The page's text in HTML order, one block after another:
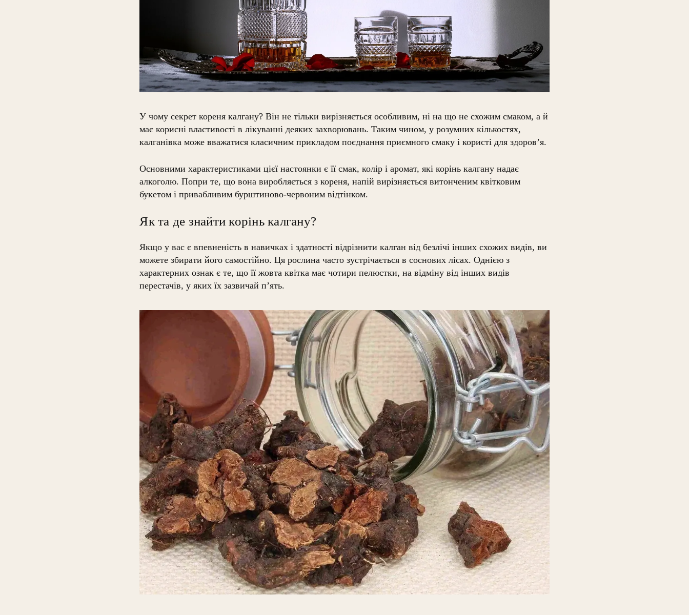
У чому секрет кореня калгану? Він не тільки вирізняється особливим, ні на що не схожим смаком, а й
має корисні властивості в лікуванні деяких захворювань. Таким чином, у розумних кількостях,
калганівка може вважатися класичним прикладом поєднання приємного смаку і користі для здоров’я.
Основними характеристиками цієї настоянки є її смак, колір і аромат, які корінь калгану надає
алкоголю. Попри те, що вона виробляється з кореня, напій вирізняється витонченим квітковим
букетом і привабливим бурштиново-червоним відтінком.
Як та де знайти корінь калгану?
Якщо у вас є впевненість в навичках і здатності відрізнити калган від безлічі інших схожих видів, ви
можете збирати його самостійно. Ця рослина часто зустрічається в соснових лісах. Однією з
характерних ознак є те, що її жовта квітка має чотири пелюстки, на відміну від інших видів
перестачів, у яких їх зазвичай п’ять.